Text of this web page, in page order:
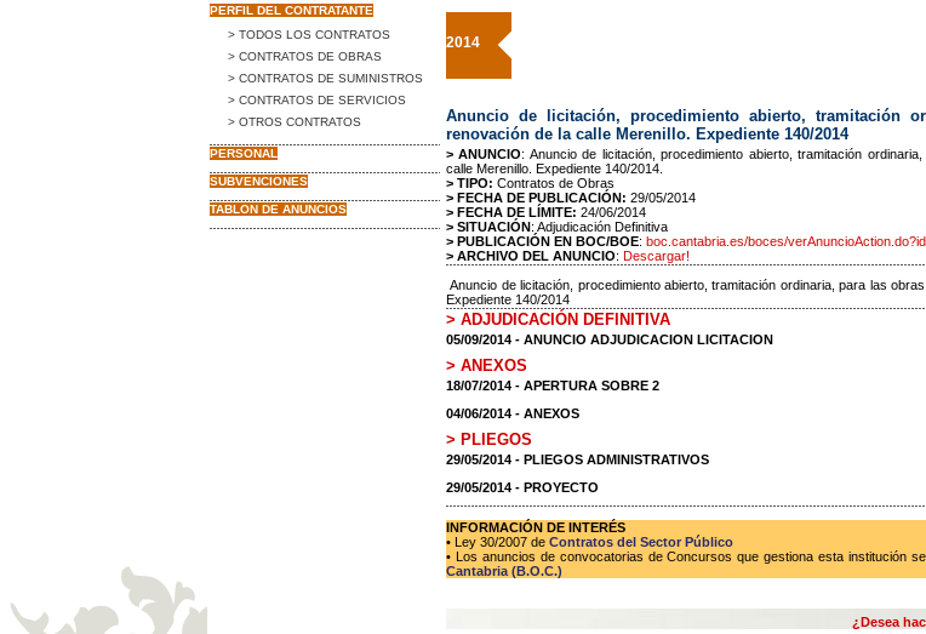
PERFIL DEL CONTRATANTE
> TODOS LOS CONTRATOS
> CONTRATOS DE OBRAS
> CONTRATOS DE SUMINISTROS
> CONTRATOS DE SERVICIOS
> OTROS CONTRATOS
PERSONAL
SUBVENCIONES
TABLON DE ANUNCIOS
2014
Anuncio de licitación, procedimiento abierto, tramitación
renovación de la calle Merenillo. Expediente 140/2014
> ANUNCIO: Anuncio de licitación, procedimiento abierto, tramitación
calle Merenillo. Expediente 140/2014.
> TIPO: Contratos de Obras
> FECHA DE PUBLICACIÓN: 29/05/2014
> FECHA DE LÍMITE: 24/06/2014
> SITUACIÓN: Adjudicación Definitiva
> PUBLICACIÓN EN BOC/BOE: boc.cantabria.es/boces/
> ARCHIVO DEL ANUNCIO: Descargar!
Anuncio de licitación, procedimiento abierto, tramitación ordinaria, para las
Expediente 140/2014
> ADJUDICACIÓN DEFINITIVA
05/09/2014 - ANUNCIO ADJUDICACION LICITACION
> ANEXOS
18/07/2014 - APERTURA SOBRE 2
04/06/2014 - ANEXOS
> PLIEGOS
29/05/2014 - PLIEGOS ADMINISTRATIVOS
29/05/2014 - PROYECTO
INFORMACIÓN DE INTERÉS
• Ley 30/2007 de Contratos del Sector Público
• Los anuncios de convocatorias de Concursos que gestiona esta institución
Cantabria (B.O.C.)
¿Desea